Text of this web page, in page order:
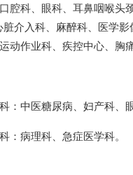
腔科、眼科、耳鼻咽喉头
介入科、麻醉科、医学
动作业科、疾控中心、胸
：中医糖尿病、妇产科、
：病理科、急症医学科。